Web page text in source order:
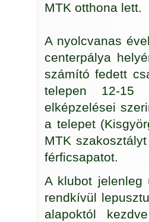
MTK otthona lett.
A nyolcvanas
centerpálya
számító fedett
telepen 12-15
elképzelései
a telepet
MTK
férficsapatot.
A klubot jelenleg
rendkívül
alapoktól